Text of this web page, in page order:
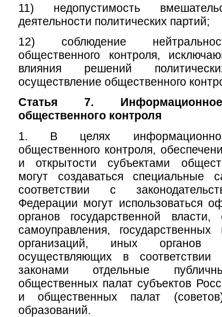
11) недопустимость
деятельности политических партий;
12) соблюдение
общественного контроля,
влияния решений
осуществление общественного
Статья 7.
общественного контроля
1. В целях
общественного контроля,
и открытости субъектами
могут создаваться
соответствии с
Федерации могут использоваться
органов государственной власти,
самоуправления,
организаций, иных органов
осуществляющих в
законами отдельные
общественных палат субъектов
и общественных палат
образований.